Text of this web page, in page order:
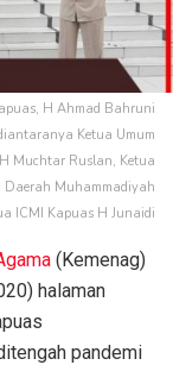
H Ahmad Bahruni
Ketua Umum
Muchtar Ruslan, Ketua
Daerah Muhammadiyah
ICMI Kapuas H Junaidi
(Kemenag)
halaman
pandemi